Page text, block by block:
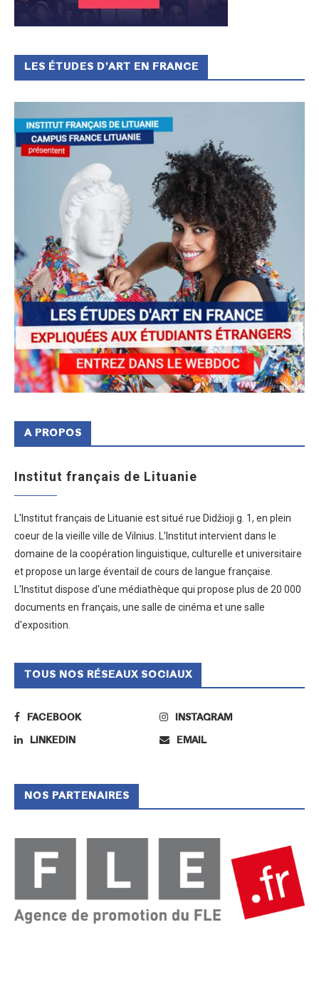
LES ÉTUDES D’ART EN FRANCE
A PROPOS
Institut français de Lituanie
L'Institut français de Lituanie est situé rue Didžioji g. 1, en plein
coeur de la vieille ville de Vilnius. L'Institut intervient dans le
domaine de la coopération linguistique, culturelle et universitaire
et propose un large éventail de cours de langue française.
L'Institut dispose d'une médiathèque qui propose plus de 20 000
documents en français, une salle de cinéma et une salle
d'exposition.
TOUS NOS RÉSEAUX SOCIAUX
FACEBOOK INSTAGRAM
LINKEDIN EMAIL
NOS PARTENAIRES